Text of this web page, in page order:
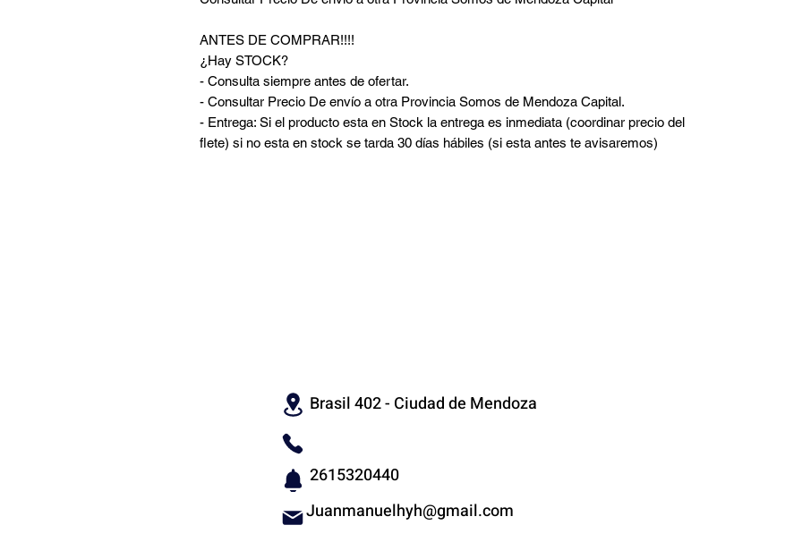
ANTES DE COMPRAR!!!!
¿Hay STOCK?
- Consulta siempre antes de ofertar.
- Consultar Precio De envío a otra Provincia Somos de Mendoza Capital.
- Entrega: Si el producto esta en Stock la entrega es inmediata (coordinar precio del
flete) si no esta en stock se tarda 30 días hábiles (si esta antes te avisaremos)
Brasil 402 - Ciudad de Mendoza
2615320440
Juanmanuelhyh@gmail.com